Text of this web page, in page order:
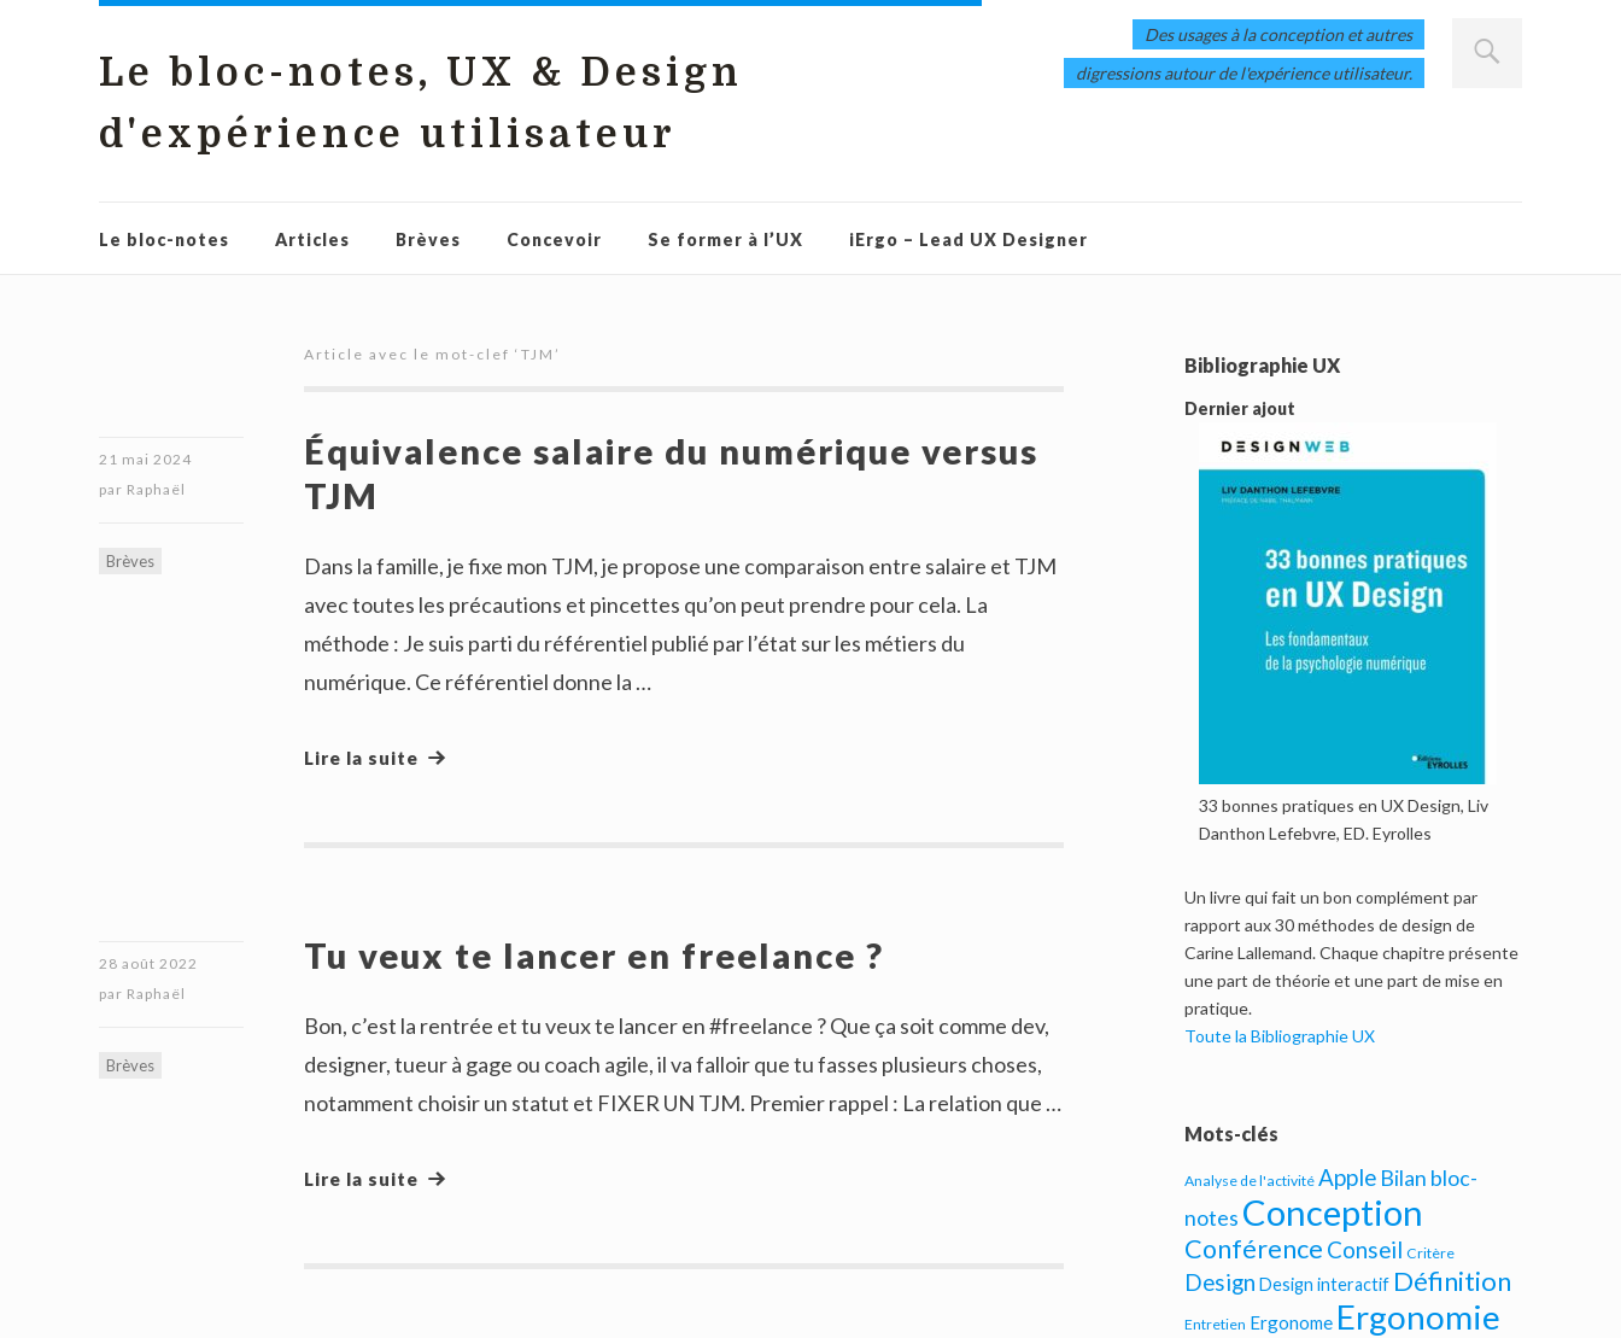
Le bloc-notes, UX & Design
d'expérience utilisateur
Des usages à la conception et autres
digressions autour de l'expérience utilisateur.
Le bloc-notes Articles Brèves Concevoir Se former à l’UX iErgo – Lead UX Designer
Article avec le mot-clef ‘ TJM ’
21 mai 2024
par Raphaël
Brèves
Équivalence salaire du numérique versus
TJM
Dans la famille, je fixe mon TJM, je propose une comparaison entre salaire et TJM
avec toutes les précautions et pincettes qu’on peut prendre pour cela. La
méthode : Je suis parti du référentiel publié par l’état sur les métiers du
numérique. Ce référentiel donne la …
Lire la suite
28 août 2022
par Raphaël
Brèves
Tu veux te lancer en freelance ?
Bon, c’est la rentrée et tu veux te lancer en #freelance ? Que ça soit comme dev,
designer, tueur à gage ou coach agile, il va falloir que tu fasses plusieurs choses,
notamment choisir un statut et FIXER UN TJM. Premier rappel : La relation que …
Lire la suite
Bibliographie UX
Dernier ajout
33 bonnes pratiques en UX Design, Liv
Danthon Lefebvre, ED. Eyrolles
Un livre qui fait un bon complément par
rapport aux 30 méthodes de design de
Carine Lallemand. Chaque chapitre présente
une part de théorie et une part de mise en
pratique.
Toute la Bibliographie UX
Mots-clés
Analyse de l'activité Apple Bilan bloc-
notes Conception
Conférence Conseil Critère
Design Design interactif Définition
Entretien Ergonome Ergonomie